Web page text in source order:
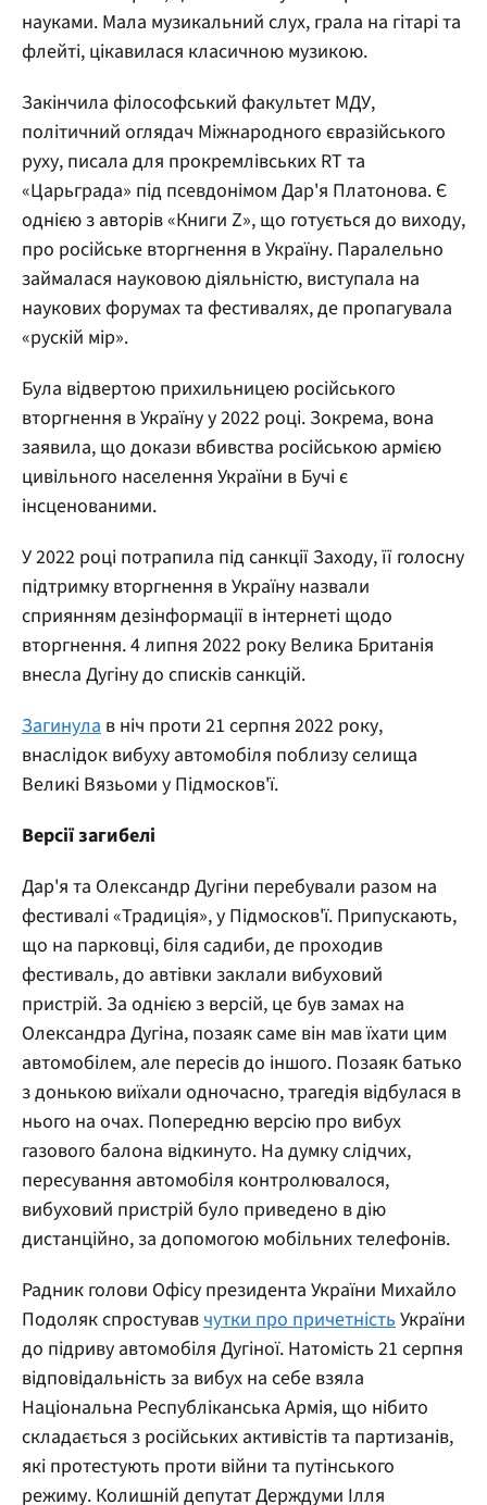
науками. Мала музикальний слух, грала на гітарі та
флейті, цікавилася класичною музикою.
Закінчила філософський факультет МДУ,
політичний оглядач Міжнародного євразійського
руху, писала для прокремлівських RT та
«Царьграда» під псевдонімом Дар'я Платонова. Є
однією з авторів «Книги Z», що готується до виходу,
про російське вторгнення в Україну. Паралельно
займалася науковою діяльністю, виступала на
наукових форумах та фестивалях, де пропагувала
«рускій мір».
Була відвертою прихильницею російського
вторгнення в Україну у 2022 році. Зокрема, вона
заявила, що докази вбивства російською армією
цивільного населення України в Бучі є
інсценованими.
У 2022 році потрапила під санкції Заходу, її голосну
підтримку вторгнення в Україну назвали
сприянням дезінформації в інтернеті щодо
вторгнення. 4 липня 2022 року Велика Британія
внесла Дугіну до списків санкцій.
Загинула в ніч проти 21 серпня 2022 року,
внаслідок вибуху автомобіля поблизу селища
Великі Вязьоми у Підмосков'ї.
Версії загибелі
Дар'я та Олександр Дугіни перебували разом на
фестивалі «Традиція», у Підмосков'ї. Припускають,
що на парковці, біля садиби, де проходив
фестиваль, до автівки заклали вибуховий
пристрій. За однією з версій, це був замах на
Олександра Дугіна, позаяк саме він мав їхати цим
автомобілем, але пересів до іншого. Позаяк батько
з донькою виїхали одночасно, трагедія відбулася в
нього на очах. Попередню версію про вибух
газового балона відкинуто. На думку слідчих,
пересування автомобіля контролювалося,
вибуховий пристрій було приведено в дію
дистанційно, за допомогою мобільних телефонів.
Радник голови Офісу президента України Михайло
Подоляк спростувавчутки про причетністьУкраїни
до підриву автомобіля Дугіної. Натомість 21 серпня
відповідальність за вибух на себе взяла
Національна Республіканська Армія, що нібито
складається з російських активістів та партизанів,
які протестують проти війни та путінського
режиму. Колишній депутат Держдуми Ілля